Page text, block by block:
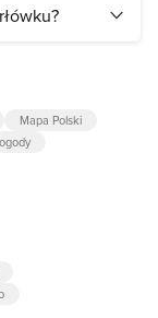
są:Plaża
Mapa Polski